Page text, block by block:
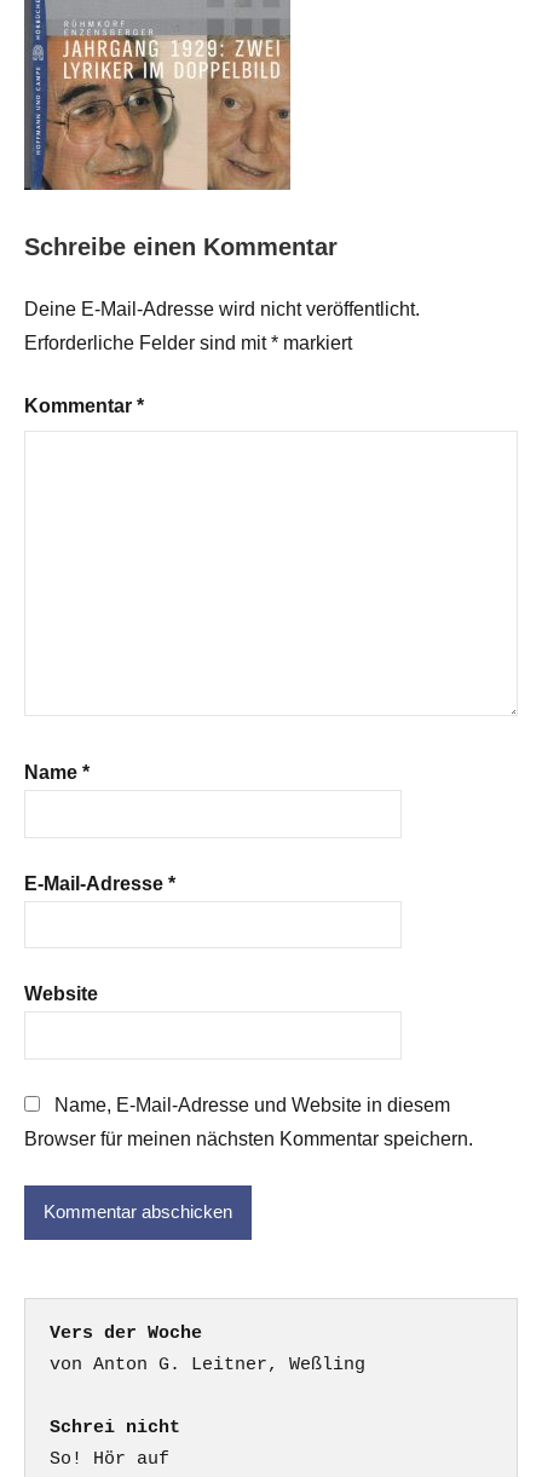
Schreibe einen Kommentar
Deine E-Mail-Adresse wird nicht veröffentlicht.
Erforderliche Felder sind mit* markiert
Kommentar *
Name *
E-Mail-Adresse *
Website
Name, E-Mail-Adresse und Website in diesem
Browser für meinen nächsten Kommentar speichern.
Vers der Woche
Schrei nicht
So! Hör auf